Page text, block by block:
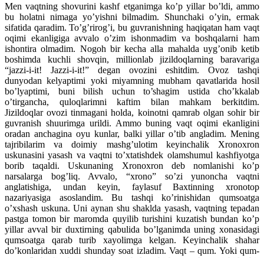
Men vaqtning shovurini kashf etganimga ko’p yillar bo’ldi, ammo
bu holatni nimaga yo’yishni bilmadim. Shunchaki o’yin, ermak
sifatida qaradim. To’g’rirog’i, bu guvranishning haqiqatan ham vaqt
oqimi ekanligiga avvalo o’zim ishonmadim va boshqalarni ham
ishontira olmadim. Nogoh bir kecha alla mahalda uyg’onib ketib
boshimda kuchli shovqin, millionlab jizildoqlarning baravariga
“jazzi-i-it! Jazzi-i-it!” degan ovozini eshitdim. Ovoz tashqi
dunyodan kelyaptimi yoki miyamning mubham qavatlarida hosil
bo’lyaptimi, buni bilish uchun to’shagim ustida cho’kkalab
o’tirgancha, quloqlarimni kaftim bilan mahkam berkitdim.
Jizildoqlar ovozi tinmagani holda, koinotni qamrab olgan sohir bir
guvranish shuurimga urildi. Ammo buning vaqt oqimi ekanligini
oradan anchagina oyu kunlar, balki yillar o’tib angladim. Mening
tajribilarim va doimiy mashg’ulotim keyinchalik Xronoxron
uskunasini yasash va vaqtni to’xtatishdek olamshumul kashfiyotga
borib taqaldi. Uskunaning Xronoxron deb nomlanishi ko’p
narsalarga bog’liq. Avvalo, “xrono” so’zi yunoncha vaqtni
anglatishiga, undan keyin, faylasuf Baxtinning xronotop
nazariyasiga asoslandim. Bu tashqi ko’rinishidan qumsoatga
o’xshash uskuna. Uni aynan shu shaklda yasash, vaqtning tepadan
pastga tomon bir maromda quyilib turishini kuzatish bundan ko’p
yillar avval bir duxtirning qabulida bo’lganimda uning xonasidagi
qumsoatga qarab turib xayolimga kelgan. Keyinchalik shahar
do’konlaridan xuddi shunday soat izladim. Vaqt – qum. Yoki qum-